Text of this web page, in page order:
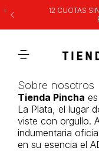
12 CUOTAS
Sobre nosotros
Tienda Pincha
La Plata, el lugar
viste con orgullo.
indumentaria
en su esencia el